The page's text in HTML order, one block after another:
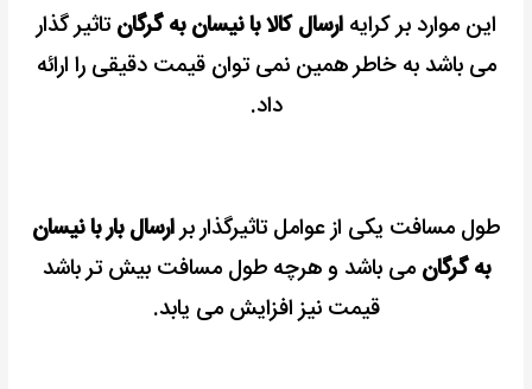
این موارد بر کرایهارسال کالا با نیسان به گرگانتاثیر گذار
می باشد به خاطر همین نمی توان قیمت دقیقی را ارائه
داد.
طول مسافت یکی از عوامل تاثیرگذار برارسال بار با نیسان
به گرگان می باشد و هرچه طول مسافت بیش تر باشد
قیمت نیز افزایش می یابد.